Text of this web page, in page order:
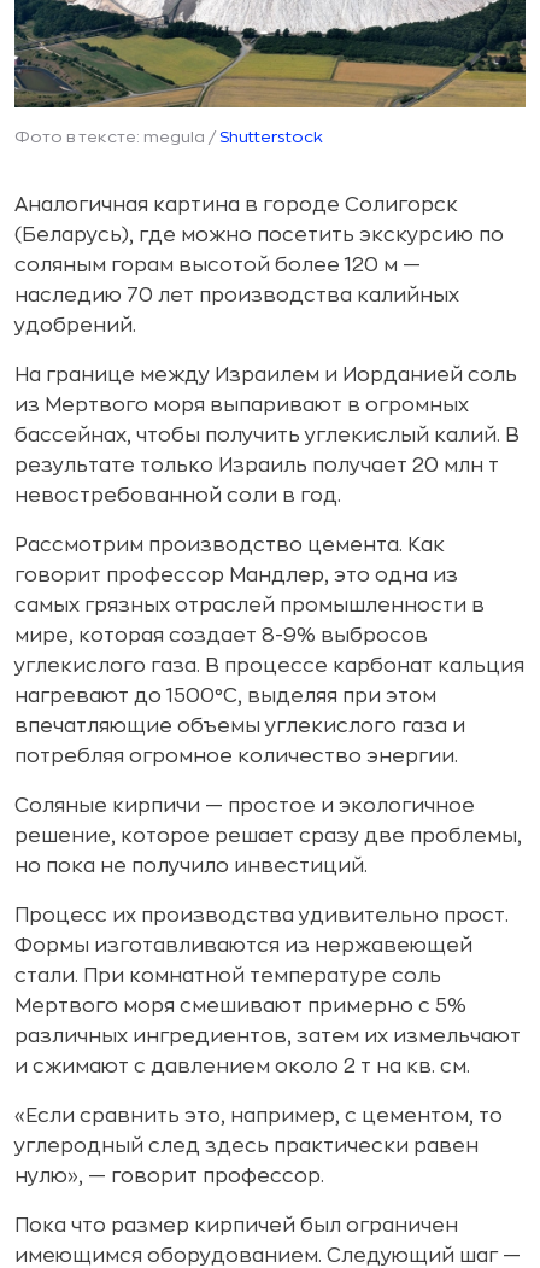
Фото в тексте: megula / Shutterstock
Аналогичная картина в городе Солигорск
(Беларусь), где можно посетить экскурсию по
соляным горам высотой более 120 м —
наследию 70 лет производства калийных
удобрений.
На границе между Израилем и Иорданией соль
из Мертвого моря выпаривают в огромных
бассейнах, чтобы получить углекислый калий. В
результате только Израиль получает 20 млн т
невостребованной соли в год.
Рассмотрим производство цемента. Как
говорит профессор Мандлер, это одна из
самых грязных отраслей промышленности в
мире, которая создает 8-9% выбросов
углекислого газа. В процессе карбонат кальция
нагревают до 1500°C, выделяя при этом
впечатляющие объемы углекислого газа и
потребляя огромное количество энергии.
Соляные кирпичи — простое и экологичное
решение, которое решает сразу две проблемы,
но пока не получило инвестиций.
Процесс их производства удивительно прост.
Формы изготавливаются из нержавеющей
стали. При комнатной температуре соль
Мертвого моря смешивают примерно с 5%
различных ингредиентов, затем их измельчают
и сжимают с давлением около 2 т на кв. см.
«Если сравнить это, например, с цементом, то
углеродный след здесь практически равен
нулю», — говорит профессор.
Пока что размер кирпичей был ограничен
имеющимся оборудованием. Следующий шаг —